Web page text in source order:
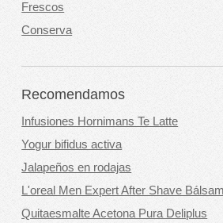
Frescos
Conserva
Recomendamos
Infusiones Hornimans Te Latte
Yogur bifidus activa
Jalapeños en rodajas
L'oreal Men Expert After Shave
Quitaesmalte Acetona Pura Deliplus